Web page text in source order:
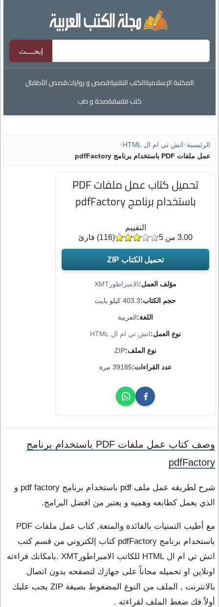
المكتبة الإسلاميةالكتب التقنيةقصص و رواياتقصص الأطفال
كتب فلسفةصحة و طب
الرئيسية> اتش تي ام ال HTML >
عمل ملفات PDF باستخدام برنامج pdfFactory
تحميل كتاب عمل ملفات PDF
باستخدام برنامج pdfFactory
مؤلف العمل:الامبراطورXMT
حجم الكتاب:403.3 كيلو بايت
اللغة:العربية
نوع العمل:اتش تي ام ال HTML
نوع الملف:ZIP
عدد القراءات:39185 مرة
التقييم
(
116) قارئ 3.00 من 5
تحميل الكتاب ZIP
وصف كتاب عمل ملفات PDF باستخدام برنامج
pdfFactory
شرح لطريقه عمل ملف pdf باستخدام برنامج pdf factory و
الذي يعمل كطابعه وهميه و يعتبر من افضل البرامج.
مع أطيب التمنيات بالفائدة والمتعة, كتاب عمل ملفات PDF
باستخدام برنامج pdfFactory كتاب إلكتروني من قسم كتب
اتش تي ام ال HTML للكاتب الامبراطورXMT .بامكانك قراءته
اونلاين او تحميله مجاناً على جهازك لتصفحه بدون اتصال
بالانترنت , الملف من النوع المضغوط بصيغة ZIP يجب عليك
أولاً فك ضغط الملف لقراءته .